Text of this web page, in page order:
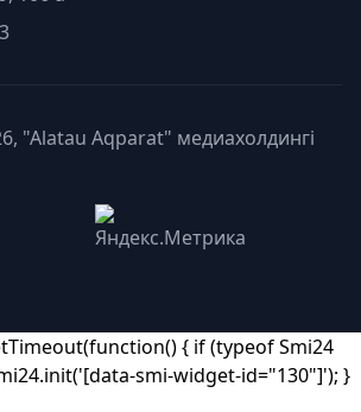
"Alatau Aqparat" медиахолдингі
{ if (typeof Smi24
smi-widget-id="130"]'); }